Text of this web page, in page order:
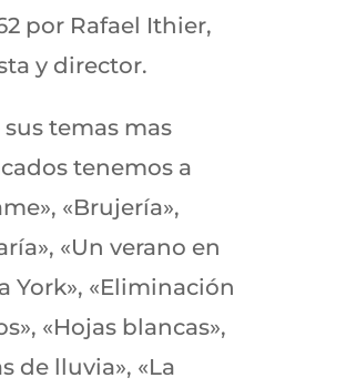
por Rafael Ithier,
y director.
sus temas mas
tenemos a
«Brujería»,
«Un verano en
York», «Eliminación
«Hojas blancas»,
de lluvia», «La